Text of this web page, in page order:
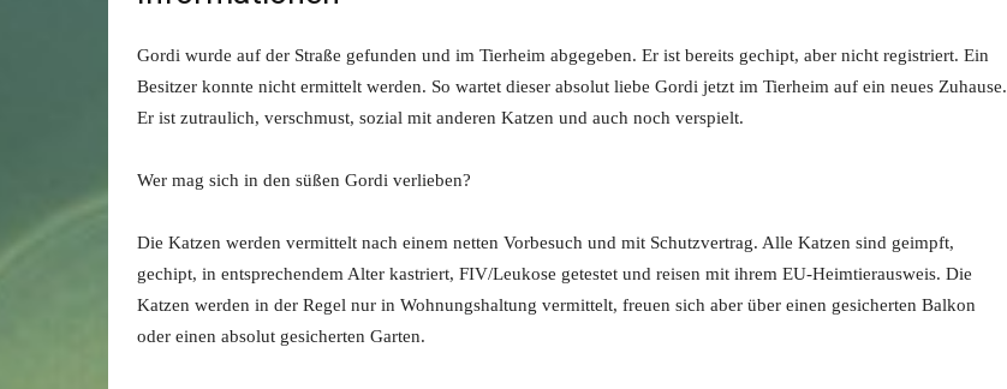
Gordi wurde auf der Straße gefunden und im Tierheim abgegeben. Er ist bereits gechipt, aber nicht registriert. Ein
Besitzer konnte nicht ermittelt werden. So wartet dieser absolut liebe Gordi jetzt im Tierheim auf ein neues Zuhause.
Er ist zutraulich, verschmust, sozial mit anderen Katzen und auch noch verspielt.
Wer mag sich in den süßen Gordi verlieben?
Die Katzen werden vermittelt nach einem netten Vorbesuch und mit Schutzvertrag. Alle Katzen sind geimpft,
gechipt, in entsprechendem Alter kastriert, FIV/Leukose getestet und reisen mit ihrem EU-Heimtierausweis. Die
Katzen werden in der Regel nur in Wohnungshaltung vermittelt, freuen sich aber über einen gesicherten Balkon
oder einen absolut gesicherten Garten.